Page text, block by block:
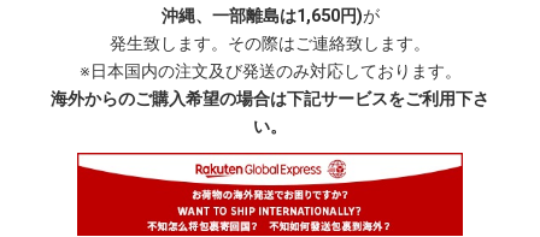
沖縄、一部離島は1,650円)が
発生致します。その際はご連絡致します。
※日本国内の注文及び発送のみ対応しております。
海外からのご購入希望の場合は下記サービスをご利用下さ
い。